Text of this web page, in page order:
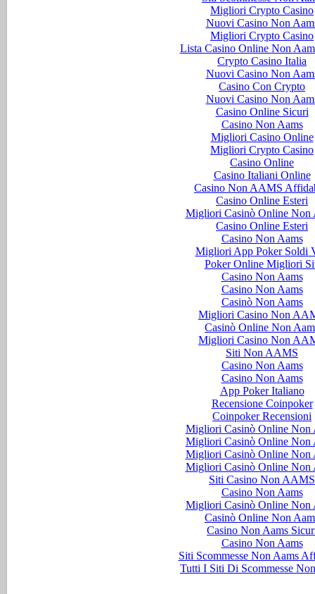
Migliori Crypto Casino
Nuovi Casino Non
Migliori Crypto Casino
Lista Casino Online Non
Crypto Casino Italia
Nuovi Casino Non
Casino Con Crypto
Nuovi Casino Non
Casino Online Sicuri
Casino Non Aams
Migliori Casino Online
Migliori Crypto Casino
Casino Online
Casino Italiani Online
Casino Non AAMS
Casino Online Esteri
Migliori Casinò Online Non
Casino Online Esteri
Casino Non Aams
Migliori App Poker Soldi
Poker Online Migliori
Casino Non Aams
Casino Non Aams
Casinò Non Aams
Migliori Casino Non
Casinò Online Non
Migliori Casino Non
Siti Non AAMS
Casino Non Aams
Casino Non Aams
App Poker Italiano
Recensione Coinpoker
Coinpoker Recensioni
Migliori Casinò Online Non
Migliori Casinò Online Non
Migliori Casinò Online Non
Migliori Casinò Online Non
Siti Casino Non AAMS
Casino Non Aams
Migliori Casinò Online Non
Casinò Online Non
Casino Non Aams
Casino Non Aams
Siti Scommesse Non Aams
Tutti I Siti Di Scommesse